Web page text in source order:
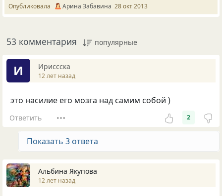
Опубликовала Арина Забавина 28 окт 2013
53 комментария популярные
И Ириссска
12 лет назад
это насилие его мозга над самим собой )
Ответить 2
Показать 3 ответа
Альбина Якупова
12 лет назад